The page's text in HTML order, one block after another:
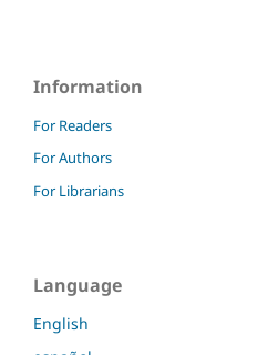
Information
For Readers
For Authors
For Librarians
Language
English